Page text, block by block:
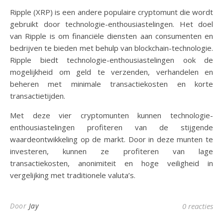
Ripple (XRP) is een andere populaire cryptomunt die wordt
gebruikt door technologie-enthousiastelingen. Het doel
van Ripple is om financiële diensten aan consumenten en
bedrijven te bieden met behulp van blockchain-technologie.
Ripple biedt technologie-enthousiastelingen ook de
mogelijkheid om geld te verzenden, verhandelen en
beheren met minimale transactiekosten en korte
transactietijden.
Met deze vier cryptomunten kunnen technologie-
enthousiastelingen profiteren van de stijgende
waardeontwikkeling op de markt. Door in deze munten te
investeren, kunnen ze profiteren van lage
transactiekosten, anonimiteit en hoge veiligheid in
vergelijking met traditionele valuta’s.
Door Jay 0 reacties